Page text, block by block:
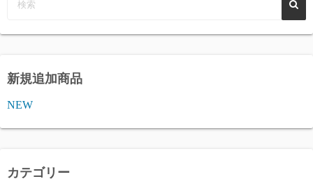
新規追加商品
NEW
カテゴリー